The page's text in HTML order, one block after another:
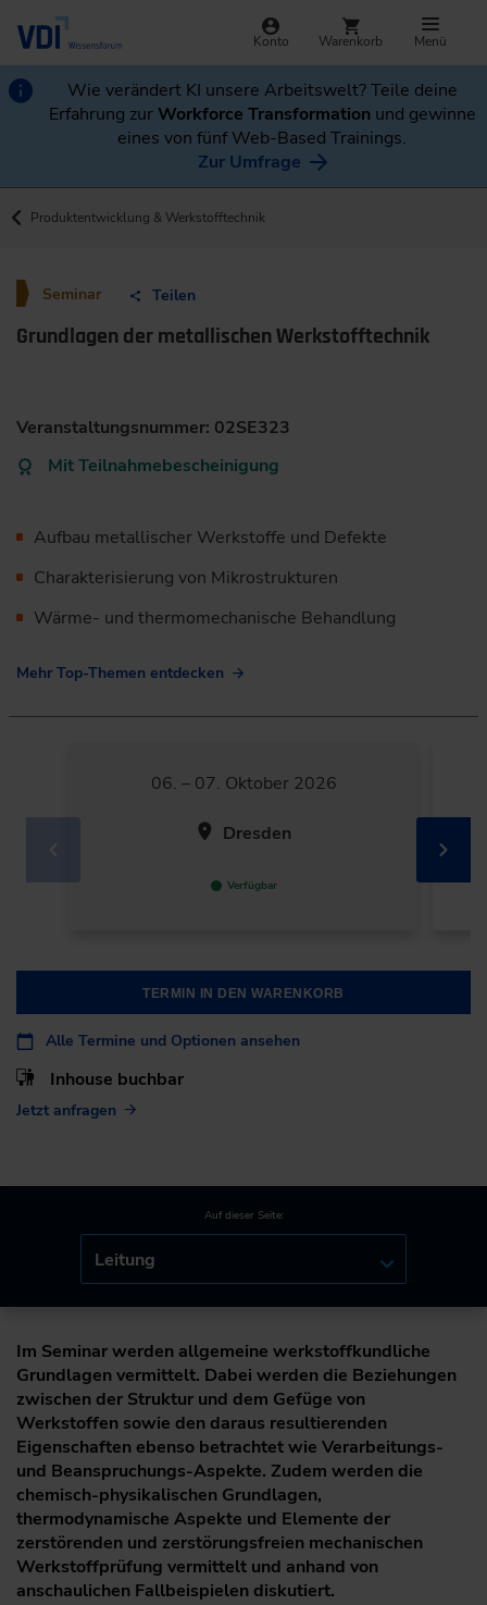
Konto Warenkorb Menü
Wie verändert KI unsere Arbeitswelt? Teile deine
Erfahrung zurWorkforce Transformation und gewinne
eines von fünf Web-Based Trainings.
Zur Umfrage
Produktentwicklung & Werkstofftechnik
Seminar Teilen
Grundlagen der metallischen Werkstofftechnik
Veranstaltungsnummer: 02SE323
Mit Teilnahmebescheinigung
Aufbau metallischer Werkstoffe und Defekte
Charakterisierung von Mikrostrukturen
Wärme- und thermomechanische Behandlung
Mehr Top-Themen entdecken
06. – 07. Oktober 2026
Dresden
Verfügbar
TERMIN IN DEN WARENKORB
Alle Termine und Optionen ansehen
Inhouse buchbar
Jetzt anfragen
Auf dieser Seite:
Leitung
Im Seminar werden allgemeine werkstoffkundliche
Grundlagen vermittelt. Dabei werden die Beziehungen
zwischen der Struktur und dem Gefüge von
Werkstoffen sowie den daraus resultierenden
Eigenschaften ebenso betrachtet wie Verarbeitungs-
und Beanspruchungs-Aspekte. Zudem werden die
chemisch-physikalischen Grundlagen,
thermodynamische Aspekte und Elemente der
zerstörenden und zerstörungsfreien mechanischen
Werkstoffprüfung vermittelt und anhand von
anschaulichen Fallbeispielen diskutiert.